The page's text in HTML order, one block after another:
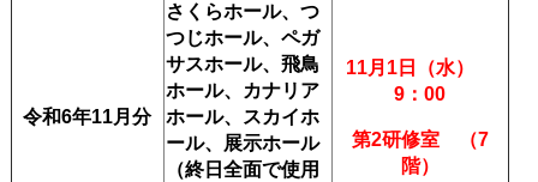
令和6年11月分
さくらホール、つ
つじホール、ペガ
サスホール、飛鳥
ホール、カナリア
ホール、スカイホ
ール、展示ホール
（終日全面で使用
11月1日（水）
9：00
第2研修室 （7
階）